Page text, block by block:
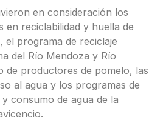
en consideración los
en reciclabilidad y huella de
el programa de reciclaje
del Río Mendoza y Río
de productores de pomelo, las
al agua y los programas de
consumo de agua de la